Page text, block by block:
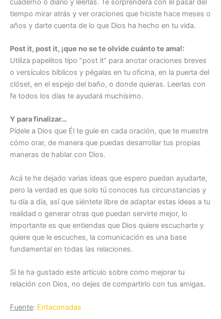
cuaderno o diario y leerlas. Te sorprenderá con el pasar del
tiempo mirar atrás y ver oraciones que hiciste hace meses o
años y darte cuenta de lo que Dios ha hecho en tu vida.
Post it, post it, ¡que no se te olvide cuánto te ama!:
Utiliza papelitos tipo “post it” para anotar oraciones breves
o versículos bíblicos y pégalas en tu oficina, en la puerta del
clóset, en el espejo del baño, o donde quieras. Leerlas con
fe todos los días te ayudará muchísimo.
Y para finalizar…
Pídele a Dios que Él te guíe en cada oración, que te muestre
cómo orar, de manera que puedas desarrollar tus propias
maneras de hablar con Dios.
Acá te he dejado varias ideas que espero puedan ayudarte,
pero la verdad es que solo tú conoces tus circunstancias y
tu día a día, así que siéntete libre de adaptar estas ideas a tu
realidad o generar otras que puedan servirte mejor, lo
importante es que entiendas que Dios quiere escucharte y
quiere que le escuches, la comunicación es una base
fundamental en todas las relaciones.
Si te ha gustado este artículo sobre como mejorar tu
relación con Dios, no dejes de compartirlo con tus amigas.
Fuente: Entaconadas